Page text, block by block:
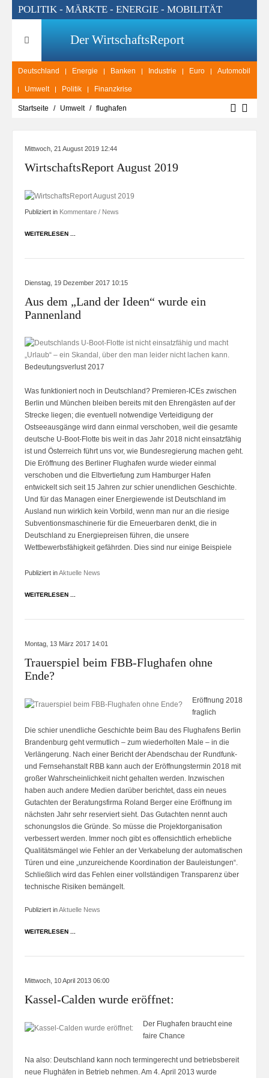
POLITIK - MÄRKTE - ENERGIE - MOBILITÄT
Der WirtschaftsReport
Deutschland Energie Banken Industrie Euro Automobil
Umwelt Politik Finanzkrise
Startseite Umwelt flughafen
Mittwoch, 21 August 2019 12:44
WirtschaftsReport August 2019
Publiziert in Kommentare / News
WEITERLESEN ...
Dienstag, 19 Dezember 2017 10:15
Aus dem „Land der Ideen“ wurde ein
Pannenland
Bedeutungsverlust 2017
Was funktioniert noch in Deutschland? Premieren-ICEs zwischen
Berlin und München bleiben bereits mit den Ehrengästen auf der
Strecke liegen; die eventuell notwendige Verteidigung der
Ostseeausgänge wird dann einmal verschoben, weil die gesamte
deutsche U-Boot-Flotte bis weit in das Jahr 2018 nicht einsatzfähig
ist und Österreich führt uns vor, wie Bundesregierung machen geht.
Die Eröffnung des Berliner Flughafen wurde wieder einmal
verschoben und die Elbvertiefung zum Hamburger Hafen
entwickelt sich seit 15 Jahren zur schier unendlichen Geschichte.
Und für das Managen einer Energiewende ist Deutschland im
Ausland nun wirklich kein Vorbild, wenn man nur an die riesige
Subventionsmaschinerie für die Erneuerbaren denkt, die in
Deutschland zu Energiepreisen führen, die unsere
Wettbewerbsfähigkeit gefährden. Dies sind nur einige Beispiele
Publiziert inAktuelle News
WEITERLESEN ...
Montag, 13 März 2017 14:01
Trauerspiel beim FBB-Flughafen ohne
Ende?
Eröffnung 2018
fraglich
Die schier unendliche Geschichte beim Bau des Flughafens Berlin
Brandenburg geht vermutlich – zum wiederholten Male – in die
Verlängerung. Nach einer Bericht der Abendschau der Rundfunk-
und Fernsehanstalt RBB kann auch der Eröffnungstermin 2018 mit
großer Wahrscheinlichkeit nicht gehalten werden. Inzwischen
haben auch andere Medien darüber berichtet, dass ein neues
Gutachten der Beratungsfirma Roland Berger eine Eröffnung im
nächsten Jahr sehr reserviert sieht. Das Gutachten nennt auch
schonungslos die Gründe. So müsse die Projektorganisation
verbessert werden. Immer noch gibt es offensichtlich erhebliche
Qualitätsmängel wie Fehler an der Verkabelung der automatischen
Türen und eine „unzureichende Koordination der Bauleistungen“.
Schließlich wird das Fehlen einer vollständigen Transparenz über
technische Risiken bemängelt.
Publiziert inAktuelle News
WEITERLESEN ...
Mittwoch, 10 April 2013 06:00
Kassel-Calden wurde eröffnet:
Der Flughafen braucht eine
faire Chance
Na also: Deutschland kann noch termingerecht und betriebsbereit
neue Flughäfen in Betrieb nehmen. Am 4. April 2013 wurde